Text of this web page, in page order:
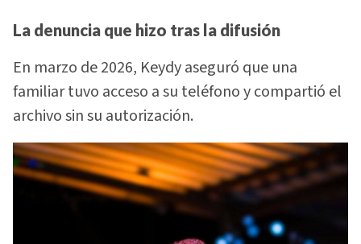
La denuncia que hizo tras la difusión
En marzo de 2026, Keydy aseguró que una
familiar tuvo acceso a su teléfono y compartió el
archivo sin su autorización.